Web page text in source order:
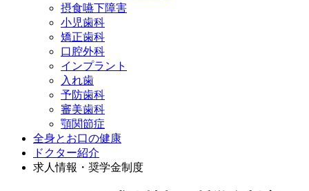
摂食嚥下障害
小児歯科
矯正歯科
口腔外科
インプラント
入れ歯
予防歯科
審美歯科
顎関節症
全身とお口の健康
ドクター紹介
求人情報・奨学金制度